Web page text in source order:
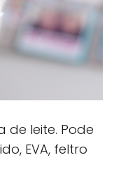
de leite. Pode
EVA, feltro